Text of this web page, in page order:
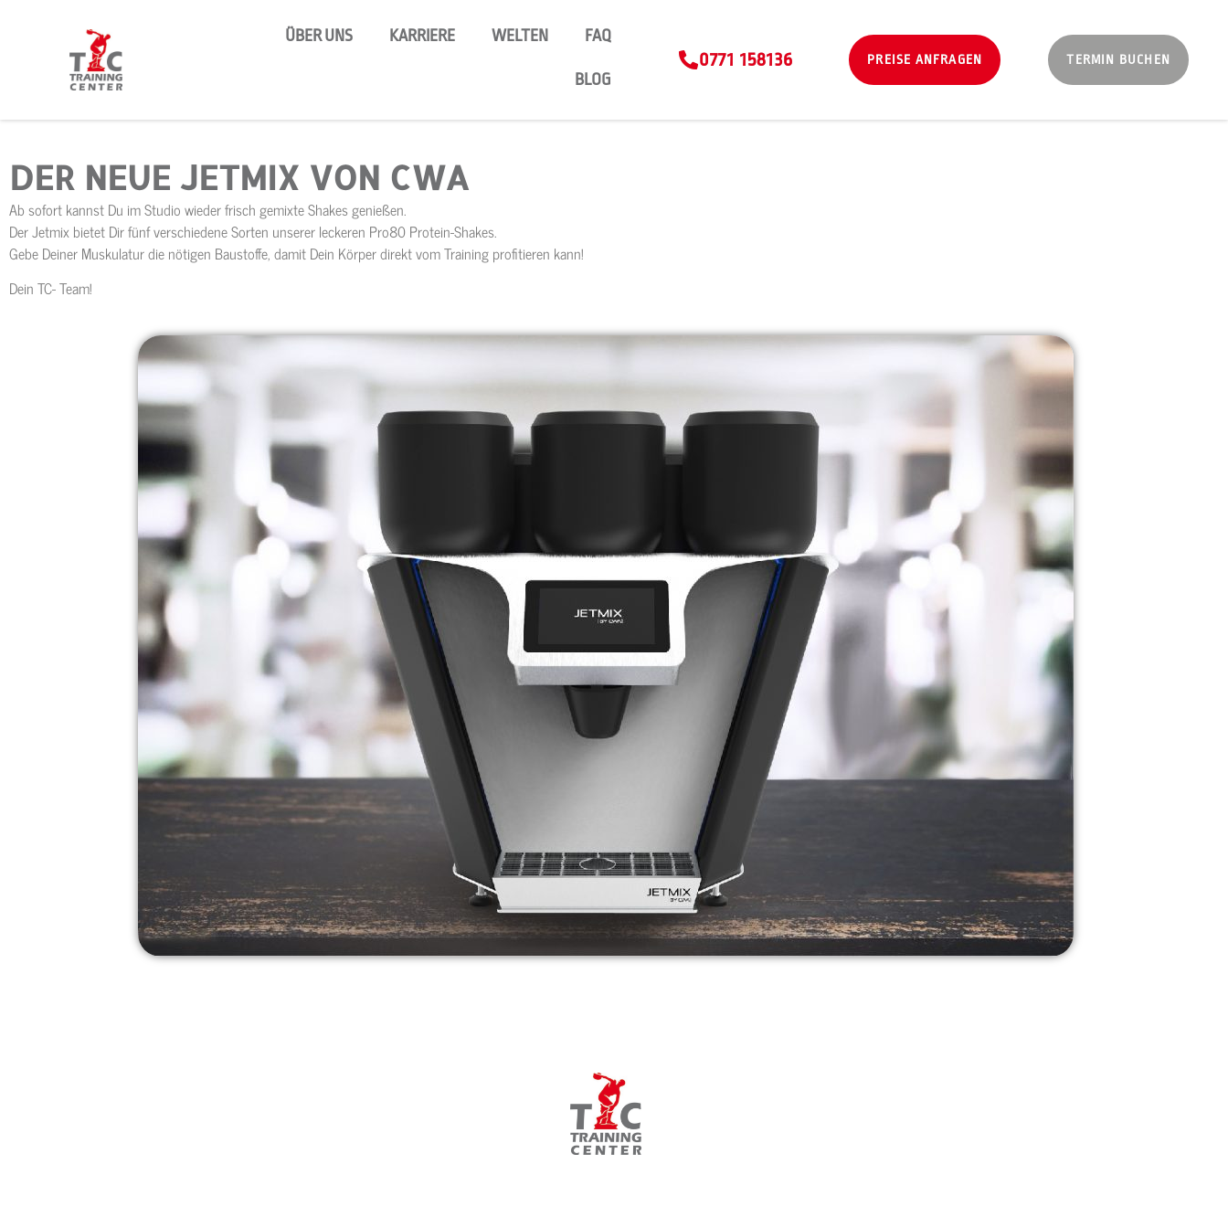
ÜBER UNS KARRIERE WELTEN FAQ
BLOG
0771 158136 PREISE ANFRAGEN TERMIN BUCHEN
DER NEUE JETMIX VON CWA
Ab sofort kannst Du im Studio wieder frisch gemixte Shakes genießen.
Der Jetmix bietet Dir fünf verschiedene Sorten unserer leckeren Pro80 Protein-Shakes.
Gebe Deiner Muskulatur die nötigen Baustoffe, damit Dein Körper direkt vom Training profitieren kann!
Dein TC- Team!